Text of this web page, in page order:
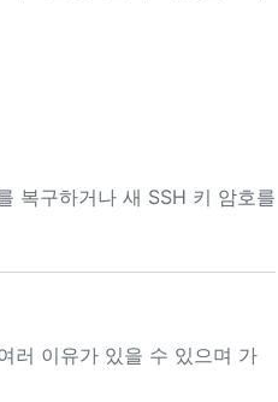
복구하거나 새 SSH 키 암호를
러 이유가 있을 수 있으며 가